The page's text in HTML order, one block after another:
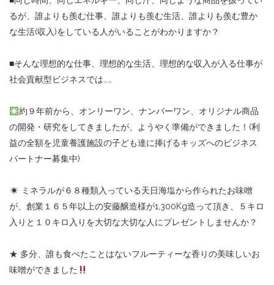
るが、誰よりも羨む仕事、誰よりも羨む生活、誰よりも羨む豊か
な生活(収入)をしている人がいることがわかりますか？
■そんな理想的な仕事、理想的な生活、理想的な収入が入る仕事が
社会貢献型ビジネスでは……
約９年前から、オンリーワン、ナンバーワン、オリジナル商品
の開発・研究をしてきましたが、ようやく準備ができました！(利
益の全額を児童養護施設の子ども達に捧げるキッズへのビジネス
パートナー募集中)
ミネラルが６８種類入っている天日海塩から作られたお味噌
が、創業１６５年以上の安藤醸造様が1,300Kg造って頂き、５キロ
入りと１０キロ入りを大切な大切な人にプレゼントしませんか？
★ 多分、誰も食べたことはないフルーティーな香りの美味しいお
味噌ができました